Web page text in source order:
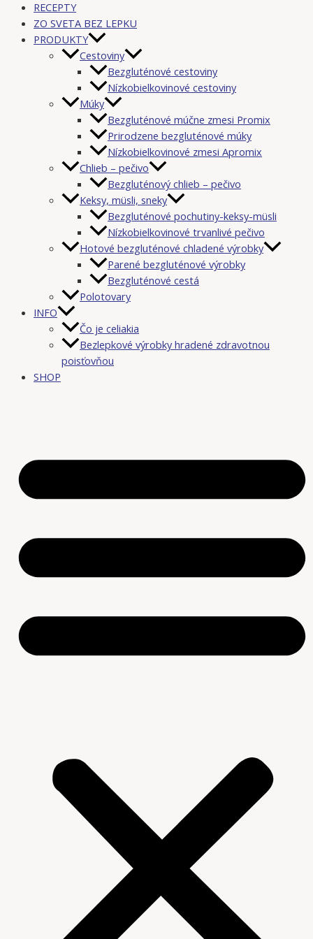
RECEPTY
ZO SVETA BEZ LEPKU
PRODUKTY
Cestoviny
Bezgluténové cestoviny
Nízkobielkovinové cestoviny
Múky
Bezgluténové múčne zmesi Promix
Prirodzene bezgluténové múky
Nízkobielkovinové zmesi Apromix
Chlieb – pečivo
Bezgluténový chlieb – pečivo
Keksy, müsli, sneky
Bezgluténové pochutiny-keksy-müsli
Nízkobielkovinové trvanlivé pečivo
Hotové bezgluténové chladené výrobky
Parené bezgluténové výrobky
Bezgluténové cestá
Polotovary
INFO
Čo je celiakia
Bezlepkové výrobky hradené zdravotnou
poisťovňou
SHOP